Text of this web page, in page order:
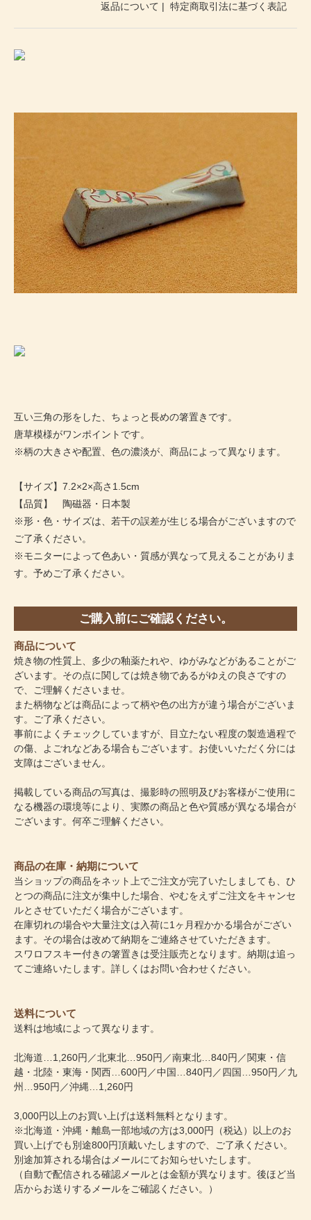
返品について | 特定商取引法に基づく表記
互い三角の形をした、ちょっと長めの箸置きです。
唐草模様がワンポイントです。
※柄の大きさや配置、色の濃淡が、商品によって異なります。
【サイズ】7.2×2×高さ1.5cm
【品質】 陶磁器・日本製
※形・色・サイズは、若干の誤差が生じる場合がございますので
ご了承ください。
※モニターによって色あい・質感が異なって見えることがありま
す。予めご了承ください。
ご購入前にご確認ください。
商品について
焼き物の性質上、多少の釉薬たれや、ゆがみなどがあることがご
ざいます。その点に関しては焼き物であるがゆえの良さですの
で、ご理解くださいませ。
また柄物などは商品によって柄や色の出方が違う場合がございま
す。ご了承ください。
事前によくチェックしていますが、目立たない程度の製造過程で
の傷、よごれなどある場合もございます。お使いいただく分には
支障はございません。
掲載している商品の写真は、撮影時の照明及びお客様がご使用に
なる機器の環境等により、実際の商品と色や質感が異なる場合が
ございます。何卒ご理解ください。
商品の在庫・納期について
当ショップの商品をネット上でご注文が完了いたしましても、ひ
とつの商品に注文が集中した場合、やむをえずご注文をキャンセ
ルとさせていただく場合がございます。
在庫切れの場合や大量注文は入荷に1ヶ月程かかる場合がござい
ます。その場合は改めて納期をご連絡させていただきます。
スワロフスキー付きの箸置きは受注販売となります。納期は追っ
てご連絡いたします。詳しくはお問い合わせください。
送料について
送料は地域によって異なります。
北海道…1,260円／北東北…950円／南東北…840円／関東・信
越・北陸・東海・関西…600円／中国…840円／四国…950円／九
州…950円／沖縄…1,260円
3,000円以上のお買い上げは送料無料となります。
※北海道・沖縄・離島一部地域の方は3,000円（税込）以上のお
買い上げでも別途800円頂戴いたしますので、ご了承ください。
別途加算される場合はメールにてお知らせいたします。
（自動で配信される確認メールとは金額が異なります。後ほど当
店からお送りするメールをご確認ください。）